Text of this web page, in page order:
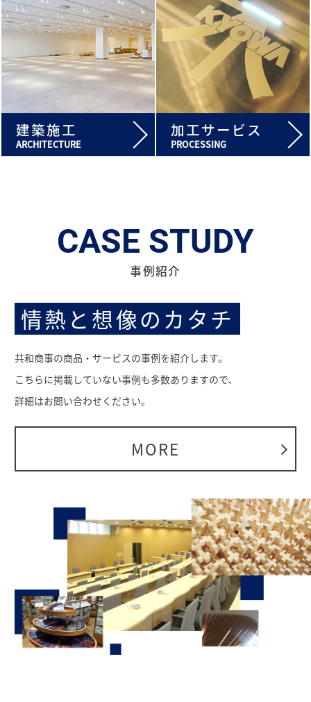
建築施工
ARCHITECTURE
加工サービス
PROCESSING
CASE STUDY
事例紹介
情熱と想像のカタチ
共和商事の商品・サービスの事例を紹介します。
こちらに掲載していない事例も多数ありますので、
詳細はお問い合わせください。
MORE